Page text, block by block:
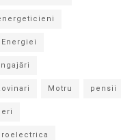
Motru pensii